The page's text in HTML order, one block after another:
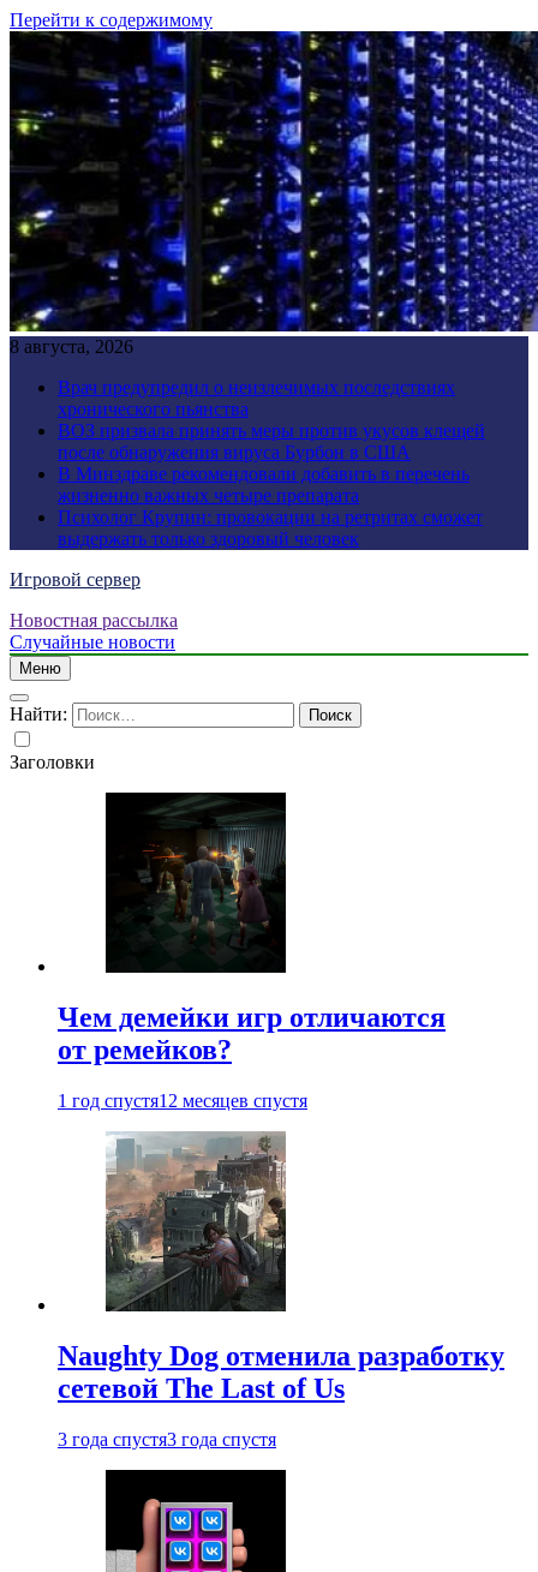
Перейти к содержимому
8 августа, 2026
Врач предупредил о неизлечимых последствиях
хронического пьянства
ВОЗ призвала принять меры против укусов клещей
после обнаружения вируса Бурбон в США
В Минздраве рекомендовали добавить в перечень
жизненно важных четыре препарата
Психолог Крупин: провокации на ретритах сможет
выдержать только здоровый человек
Игровой сервер
Новостная рассылка
Случайные новости
Меню
Найти:
Заголовки
Чем демейки игр отличаются
от ремейков?
1 год спустя12 месяцев спустя
Naughty Dog отменила разработку
сетевой The Last of Us
3 года спустя3 года спустя